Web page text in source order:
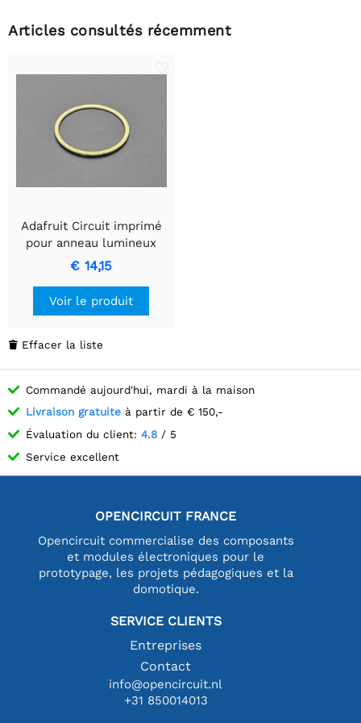
Articles consultés récemment
Adafruit Circuit imprimé
pour anneau lumineux
LED blanc froid -
Diamètre 70 mm -
Alimentation 5 V
€ 14,15
Voir le produit
 Effacer la liste
Commandé aujourd'hui, mardi à la maison
Livraison gratuite à partir de € 150,-
Évaluation du client: 4.8 / 5
Service excellent
OPENCIRCUIT FRANCE
Opencircuit commercialise des composants
et modules électroniques pour le
prototypage, les projets pédagogiques et la
domotique.
SERVICE CLIENTS
Entreprises
Contact
info@opencircuit.nl
+31 850014013